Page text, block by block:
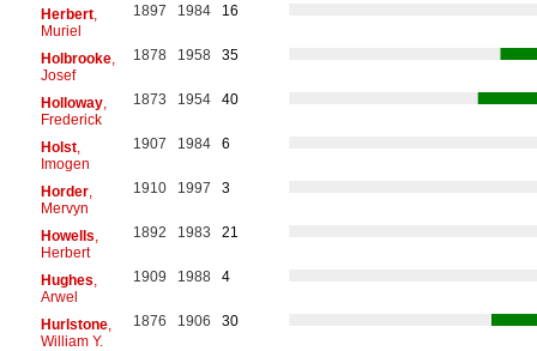
Herbert,
Muriel
1897 1984 16
Holbrooke,
Josef
1878 1958 35
Holloway,
Frederick
1873 1954 40
Holst,
Imogen
1907 1984 6
Horder,
Mervyn
1910 1997 3
Howells
Herbert
1892 1983 21
Hughes
Arwel
1909 1988 4
Hurlstone,
William Y.
1876 1906 30